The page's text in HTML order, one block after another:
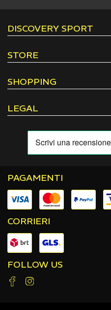
DISCOVERY SPORT
STORE
SHOPPING
LEGAL
PAGAMENTI
CORRIERI
FOLLOW US